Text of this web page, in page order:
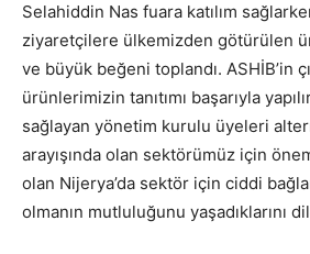
Selahiddin Nas fuara katılım
ziyaretçilere ülkemizden götürülen
ve büyük beğeni toplandı. ASHİB’in
ürünlerimizin tanıtımı başarıyla
sağlayan yönetim kurulu üyeleri
arayışında olan sektörümüz için
olan Nijerya’da sektör için ciddi
olmanın mutluluğunu yaşadıklarını